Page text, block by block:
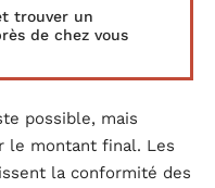
trouver un
de chez vous
possible, mais
le montant final. Les
la conformité des